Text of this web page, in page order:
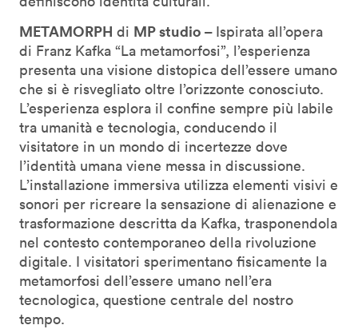
METAMORPH di MP studio – Ispirata all’opera
di Franz Kafka “La metamorfosi”, l’esperienza
presenta una visione distopica dell’essere umano
che si è risvegliato oltre l’orizzonte conosciuto.
L’esperienza esplora il confine sempre più labile
tra umanità e tecnologia, conducendo il
visitatore in un mondo di incertezze dove
l’identità umana viene messa in discussione.
L’installazione immersiva utilizza elementi visivi e
sonori per ricreare la sensazione di alienazione e
trasformazione descritta da Kafka, trasponendola
nel contesto contemporaneo della rivoluzione
digitale. I visitatori sperimentano fisicamente la
metamorfosi dell’essere umano nell’era
tecnologica, questione centrale del nostro
tempo.